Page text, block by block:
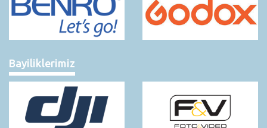
Bayiliklerimiz